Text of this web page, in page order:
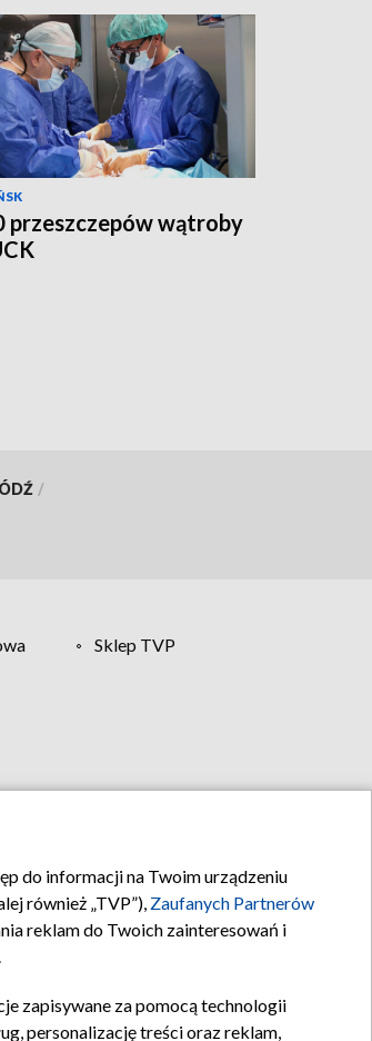
przeszczepów wątroby
/
Sklep TVP
do informacji na Twoim urządzeniu
również „TVP”), Zaufanych Partnerów
reklam do Twoich zainteresowań i
zapisywane za pomocą technologii
personalizację treści oraz reklam,